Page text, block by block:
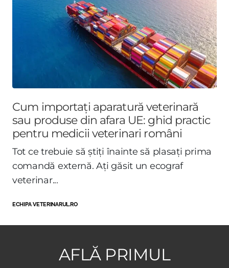
Cum importați aparatură veterinară
sau produse din afara UE: ghid practic
pentru medicii veterinari români
Tot ce trebuie să știți înainte să plasați prima
comandă externă. Ați găsit un ecograf
veterinar...
ECHIPA VETERINARUL.RO
AFLĂ PRIMUL